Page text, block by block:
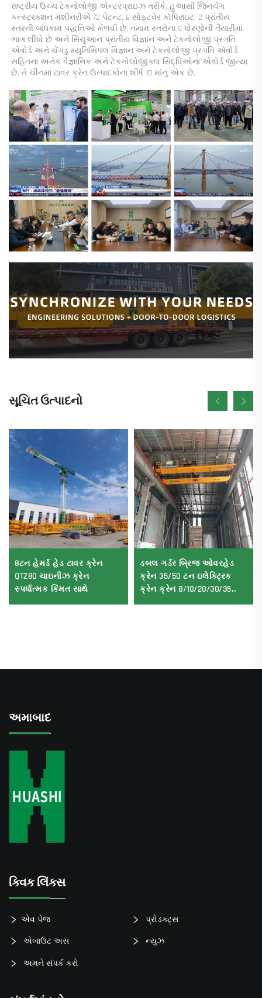
રાષ્ટ્રીય ઉચ્ચ ટેકનોલોજી એન્ટરપ્રાઇઝ તરીકે, હુઆસી જિનચેંગ
કન્સ્ટ્રક્શન મશીનરીએ 72 પેટન્ટ, 6 સોફ્ટવેર કૉપિરાઇટ, 2 પ્રાંતીય
સ્તરની બાંધકામ પદ્ધતિઓ મેળવી છે, તમામ સ્તરોના 9 ધોરણોની તૈયારીમાં
ભાગ લીધો છે અને સિચુઆન પ્રાંતીય વિજ્ઞાન અને ટેકનોલોજી પ્રગતિ
એવોર્ડ અને ચેંગડુ મ્યુનિસિપલ વિજ્ઞાન અને ટેકનોલોજી પ્રગતિ એવોર્ડ
સહિતના અનેક વૈજ્ઞાનિક અને ટેકનોલોજીકલ સિદ્ધિઓના એવોર્ડ જીત્યા
છે. તે ચીનમાં ટાવર ક્રેન ઉત્પાદકોના શીર્ષ 10 માંનું એક છે.
સૂચિત ઉત્પાદનો
8ટન હેમર્ડ હેડ ટાવર ક્રેન
QTZ80 ચાઇનીઝ ક્રેન
સ્પર્ધાત્મક કિંમત સાથે
ડબલ ગર્ડર બ્રિજ ઓવરહેડ
ક્રેન 35/50 ટન ઇલેક્ટ્રિક
ક્રેન ક્રેન 8/10/20/30/35
અમાબાદ
ક્વિક લિંક્સ
એવ પેજ પ્રોડક્ટ્સ
એબાઉટ અસ ન્યુઝ
અમને સંપર્ક કરો